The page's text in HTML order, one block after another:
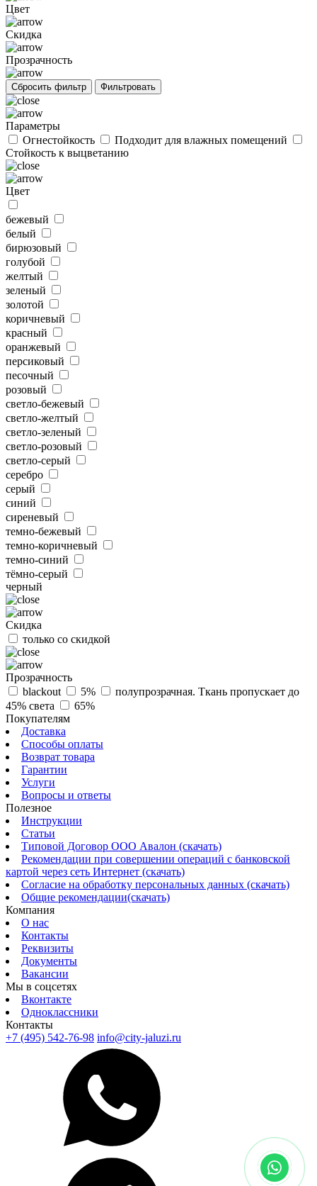
Цвет
Скидка
Прозрачность
Параметры
Огнестойкость
Подходит для влажных помещений
Стойкость к выцветанию
Цвет
бежевый
белый
бирюзовый
голубой
желтый
зеленый
золотой
коричневый
красный
оранжевый
персиковый
песочный
розовый
светло-бежевый
светло-желтый
светло-зеленый
светло-розовый
светло-серый
серебро
серый
синий
сиреневый
темно-бежевый
темно-коричневый
темно-синий
тёмно-серый
черный
Скидка
только со скидкой
Прозрачность
blackout
5%
полупрозрачная. Ткань пропускает до
45% света
65%
Покупателям
Доставка
Способы оплаты
Возврат товара
Гарантии
Услуги
Вопросы и ответы
Полезное
Инструкции
Статьи
Типовой Договор ООО Авалон (скачать)
Рекомендации при совершении операций с банковской
картой через сеть Интернет (скачать)
Согласие на обработку персональных данных (скачать)
Общие рекомендации(скачать)
Компания
О нас
Контакты
Реквизиты
Документы
Вакансии
Мы в соцсетях
Вконтакте
Одноклассники
Контакты
+7 (495) 542-76-98 info@city-jaluzi.ru